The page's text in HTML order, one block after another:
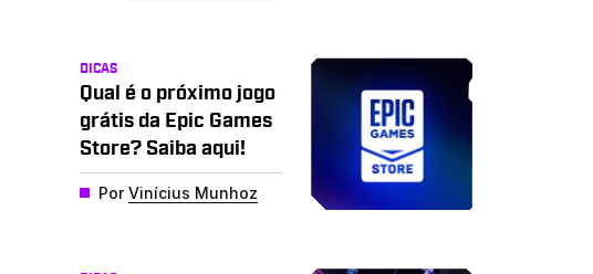
DICAS
Qual é o próximo jogo
grátis da Epic Games
Store? Saiba aqui!
PorVinícius Munhoz